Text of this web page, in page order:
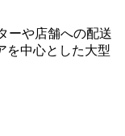
ーや店舗への配送
を中心とした大型